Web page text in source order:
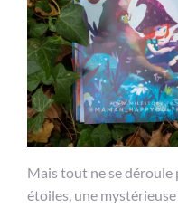
Mais tout ne se déroule
étoiles, une